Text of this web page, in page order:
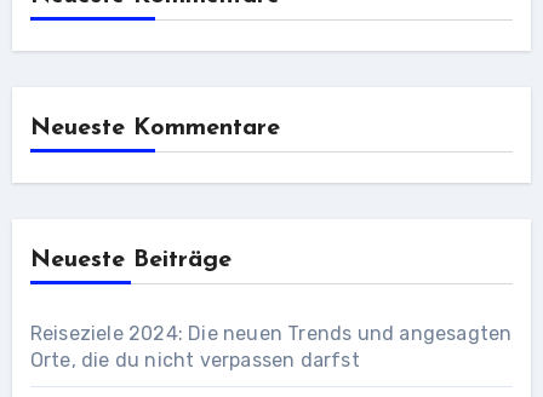
Neueste Kommentare
Neueste Beiträge
Reiseziele 2024: Die neuen Trends und angesagten
Orte, die du nicht verpassen darfst